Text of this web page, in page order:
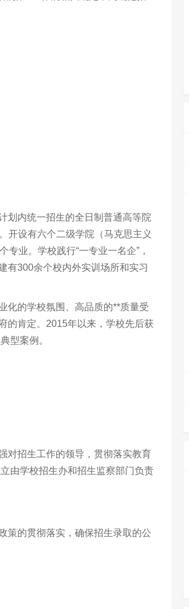
划内统一招生的全日制普通高等院
开设有六个二级学院（马克思主义
业。学校践行“一专业一名企”，
有300余个校内外实训场所和实习
化的学校氛围、高品质的**质量受
的肯定。2015年以来，学校先后获
型案例。
对招生工作的领导，贯彻落实教育
由学校招生办和招生监察部门负责
策的贯彻落实，确保招生录取的公